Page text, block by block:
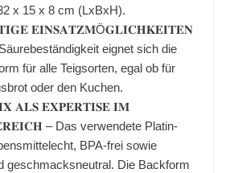
x 15 x 8 cm (LxBxH).
𝐄𝐈𝐍𝐒𝐀𝐓𝐙𝐌Ö𝐆𝐋𝐈𝐂𝐇𝐊𝐄𝐈𝐓𝐄𝐍
eignet sich die
für alle Teigsorten, egal ob für
oder den Kuchen.
𝐀𝐋𝐒 𝐄𝐗𝐏𝐄𝐑𝐓𝐈𝐒𝐄 𝐈𝐌
– Das verwendete Platin-
BPA-frei sowie
geschmacksneutral. Die Backform